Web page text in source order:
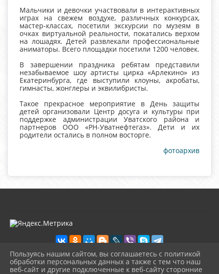
Мальчики и девочки участвовали в интерактивных
играх на свежем воздухе, различных конкурсах,
мастер-классах, посетили экскурсии по музеям в
очках виртуальной реальности, покатались верхом
на лошадях. Детей развлекали профессиональные
аниматоры. Всего площадки посетили 1200 человек.
В завершении праздника ребятам представили
незабываемое шоу артисты цирка «Арлекино» из
Екатеринбурга, где выступили клоуны, акробаты,
гимнасты, жонглеры и эквилибристы.
Такое прекрасное мероприятие в День защиты
детей организовали Центр досуга и культуры при
поддержке администрации Уватского района и
партнеров ООО «РН-Уватнефтегаз». Дети и их
родители остались в полном восторге.
фотоархив
Пользуясь нашим сайтом, вы соглашаетесь с политикой
обработки персональных данных а также с тем что наш
веб-сайт и другие подключенные к веб-сайту сторонние